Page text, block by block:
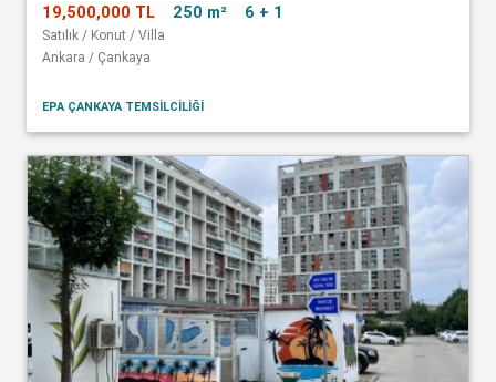
19,500,000 TL 250 m² 6 + 1
Satılık / Konut / Villa
Ankara / Çankaya
EPA ÇANKAYA TEMSİLCİLİĞİ